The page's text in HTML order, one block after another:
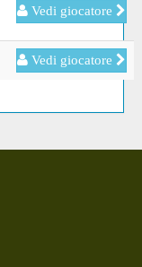
Vedi giocatore
Vedi giocatore